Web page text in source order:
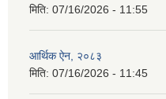
मिति: 07/16/2026 - 11:55
आर्थिक ऐन, २०८३
मिति: 07/16/2026 - 11:45